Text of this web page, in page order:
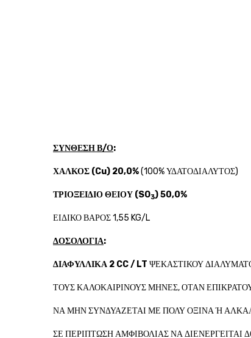
ΣΥΝΘΕΣΗ Β/Ο:
ΧΑΛΚΟΣ (Cu) 20,0%(100% ΥΔΑΤΟΔΙΑΛΥΤΟΣ)
ΤΡΙΟΞΕΙΔΙΟ ΘΕΙΟΥ (SO3) 50,0%
ΕΙΔΙΚΟ ΒΑΡΟΣ 1,55 KG/L
ΔΟΣΟΛΟΓΙΑ:
ΔΙΑΦΥΛΛΙΚΑ 2 CC / LT ΨΕΚΑΣΤΙΚΟΥ
ΤΟΥΣ ΚΑΛΟΚΑΙΡΙΝΟΥΣ ΜΗΝΕΣ, ΟΤΑΝ
ΝΑ ΜΗΝ ΣΥΝΔΥΑΖΕΤΑΙ ΜΕ ΠΟΛΥ ΟΞΙΝΑ Ή
ΣΕ ΠΕΡΙΠΤΩΣΗ ΑΜΦΙΒΟΛΙΑΣ ΝΑ